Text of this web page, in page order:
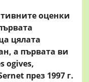
оценки
цялата
а първата ви
ogives,
през 1997 г.